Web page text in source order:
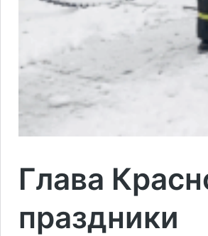
Глава
праздники